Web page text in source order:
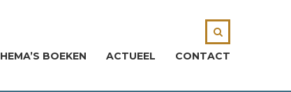
BOEKEN ACTUEEL CONTACT